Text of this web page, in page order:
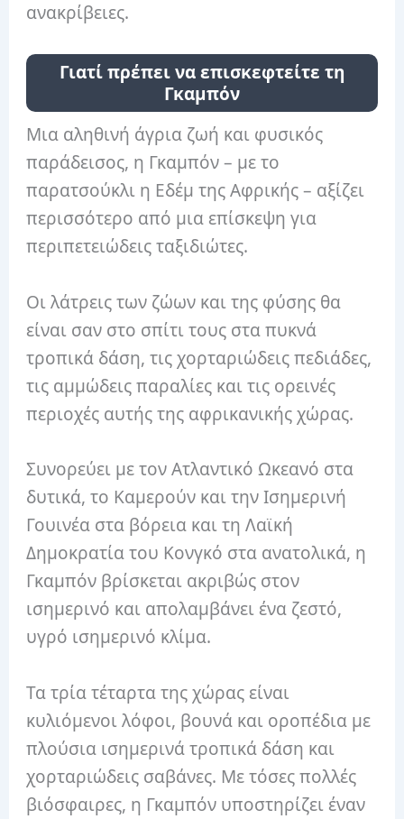
ανακρίβειες.
Γιατί πρέπει να επισκεφτείτε τη
Γκαμπόν
Μια αληθινή άγρια ​​ζωή και φυσικός
παράδεισος, η Γκαμπόν – με το
παρατσούκλι η Εδέμ της Αφρικής – αξίζει
περισσότερο από μια επίσκεψη για
περιπετειώδεις ταξιδιώτες.
Οι λάτρεις των ζώων και της φύσης θα
είναι σαν στο σπίτι τους στα πυκνά
τροπικά δάση, τις χορταριώδεις πεδιάδες,
τις αμμώδεις παραλίες και τις ορεινές
περιοχές αυτής της αφρικανικής χώρας.
Συνορεύει με τον Ατλαντικό Ωκεανό στα
δυτικά, το Καμερούν και την Ισημερινή
Γουινέα στα βόρεια και τη Λαϊκή
Δημοκρατία του Κονγκό στα ανατολικά, η
Γκαμπόν βρίσκεται ακριβώς στον
ισημερινό και απολαμβάνει ένα ζεστό,
υγρό ισημερινό κλίμα.
Τα τρία τέταρτα της χώρας είναι
κυλιόμενοι λόφοι, βουνά και οροπέδια με
πλούσια ισημερινά τροπικά δάση και
χορταριώδεις σαβάνες. Με τόσες πολλές
βιόσφαιρες, η Γκαμπόν υποστηρίζει έναν